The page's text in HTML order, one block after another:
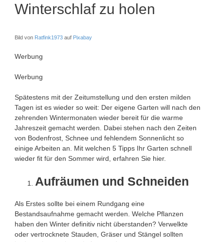
Winterschlaf zu holen
Bild von Ratfink1973 auf Pixabay
Werbung
Werbung
Spätestens mit der Zeitumstellung und den ersten milden
Tagen ist es wieder so weit: Der eigene Garten will nach den
zehrenden Wintermonaten wieder bereit für die warme
Jahreszeit gemacht werden. Dabei stehen nach den Zeiten
von Bodenfrost, Schnee und fehlendem Sonnenlicht so
einige Arbeiten an. Mit welchen 5 Tipps Ihr Garten schnell
wieder fit für den Sommer wird, erfahren Sie hier.
Aufräumen und Schneiden
Als Erstes sollte bei einem Rundgang eine
Bestandsaufnahme gemacht werden. Welche Pflanzen
haben den Winter definitiv nicht überstanden? Verwelkte
oder vertrocknete Stauden, Gräser und Stängel sollten